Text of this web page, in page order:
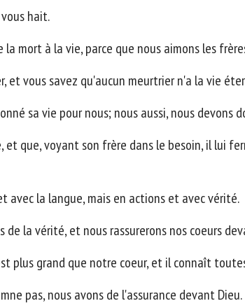
hait.
la mort à la vie, parce que nous aimons les
et vous savez qu'aucun meurtrier n'a la vie
sa vie pour nous; nous aussi, nous devons
et que, voyant son frère dans le besoin, il lui
avec la langue, mais en actions et avec vérité.
de la vérité, et nous rassurerons nos coeurs
plus grand que notre coeur, et il connaît
pas, nous avons de l'assurance devant Dieu.